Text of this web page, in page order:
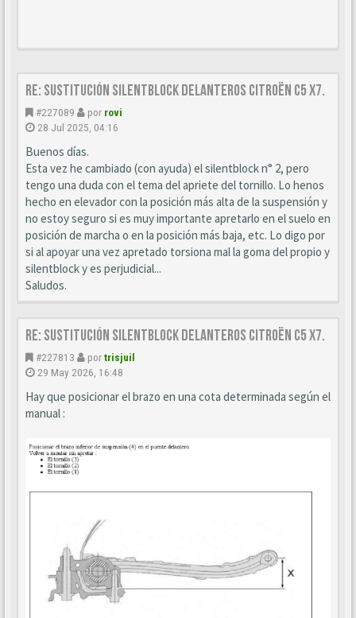
Re: Sustitución SILENTBLOCK delanteros Citroën C5 X7.
#227089 por rovi
28 Jul 2025, 04:16
Buenos días.
Esta vez he cambiado (con ayuda) el silentblock n° 2, pero
tengo una duda con el tema del apriete del tornillo. Lo henos
hecho en elevador con la posición más alta de la suspensión y
no estoy seguro si es muy importante apretarlo en el suelo en
posición de marcha o en la posición más baja, etc. Lo digo por
si al apoyar una vez apretado torsiona mal la goma del propio y
silentblock y es perjudicial...
Saludos.
Re: Sustitución SILENTBLOCK delanteros Citroën C5 X7.
#227813 portrisjuil
29 May 2026, 16:48
Hay que posicionar el brazo en una cota determinada según el
manual :